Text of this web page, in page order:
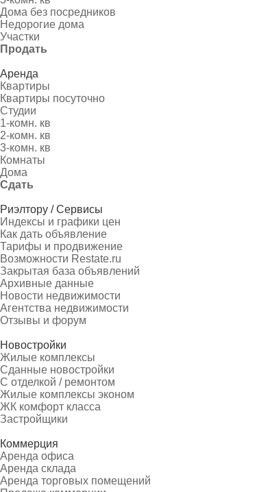
Дома без посредников
Недорогие дома
Участки
Продать
Аренда
Квартиры
Квартиры посуточно
Студии
1-комн. кв
2-комн. кв
3-комн. кв
Комнаты
Дома
Сдать
Риэлтору / Сервисы
Индексы и графики цен
Как дать объявление
Тарифы и продвижение
Возможности Restate.ru
Закрытая база объявлений
Архивные данные
Новости недвижимости
Агентства недвижимости
Отзывы и форум
Новостройки
Жилые комплексы
Сданные новостройки
С отделкой / ремонтом
Жилые комплексы эконом
ЖК комфорт класса
Застройщики
Коммерция
Аренда офиса
Аренда склада
Аренда торговых помещений